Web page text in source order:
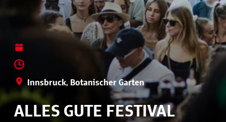
Innsbruck, Botanischer Garten
ALLES GUTE FESTIVAL